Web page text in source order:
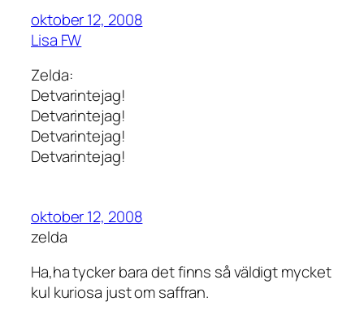
oktober 12, 2008
Lisa FW
Zelda:
Detvarintejag!
Detvarintejag!
Detvarintejag!
Detvarintejag!
oktober 12, 2008
zelda
Ha,ha tycker bara det finns så väldigt mycket
kul kuriosa just om saffran.